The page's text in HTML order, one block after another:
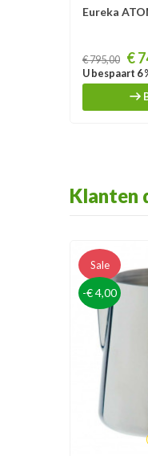
Eureka
Prijs
€ 795,00 €
U bespaart 6
Klanten
Sale
-€ 4,00